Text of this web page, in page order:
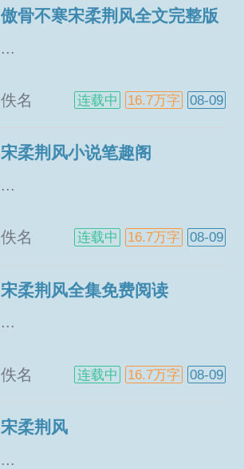
傲骨不寒宋柔荆风全文完整版
...
佚名 连载中 16.7万字 08-09
宋柔荆风小说笔趣阁
...
佚名 连载中 16.7万字 08-09
宋柔荆风全集免费阅读
...
佚名 连载中 16.7万字 08-09
宋柔荆风
...